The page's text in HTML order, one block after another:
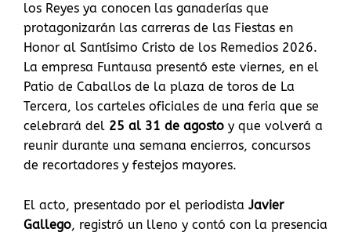
los Reyes ya conocen las ganaderías que
protagonizarán las carreras de las Fiestas en
Honor al Santísimo Cristo de los Remedios 2026.
La empresa Funtausa presentó este viernes, en el
Patio de Caballos de la plaza de toros de La
Tercera, los carteles oficiales de una feria que se
celebrará del 25 al 31 de agosto y que volverá a
reunir durante una semana encierros, concursos
de recortadores y festejos mayores.
El acto, presentado por el periodista Javier
Gallego, registró un lleno y contó con la presencia